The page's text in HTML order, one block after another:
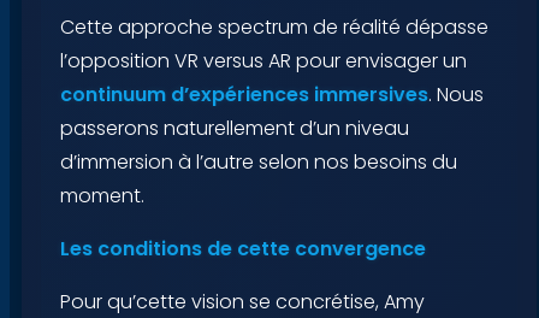
Cette approche spectrum de réalité dépasse
l’opposition VR versus AR pour envisager un
continuum d’expériences immersives. Nous
passerons naturellement d’un niveau
d’immersion à l’autre selon nos besoins du
moment.
Les conditions de cette convergence
Pour qu’cette vision se concrétise, Amy